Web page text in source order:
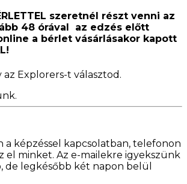
szeretnél részt venni az
48 órával az edzés előtt
a bérlet vásárlásakor kapott
az Explorers-t választod.
a képzéssel kapcsolatban, telefonon
el minket. Az e-mailekre igyekszünk
de legkésőbb két napon belül